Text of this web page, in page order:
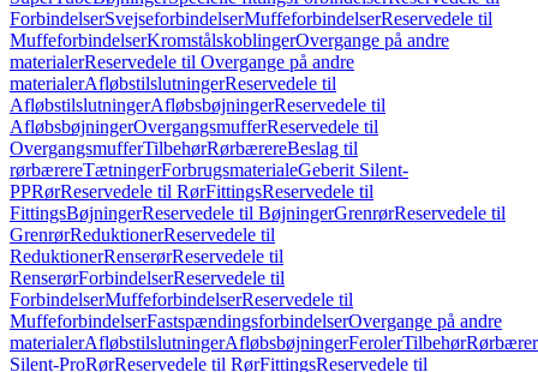
ForbindelserSvejseforbindelserMuffeforbindelserReservedele til
MuffeforbindelserKromstålskoblingerOvergange på andre
materialerReservedele til Overgange på andre
materialerAfløbstilslutningerReservedele til
AfløbstilslutningerAfløbsbøjningerReservedele til
AfløbsbøjningerOvergangsmufferReservedele til
OvergangsmufferTilbehørRørbærereBeslag til
rørbærereTætningerForbrugsmaterialeGeberit Silent-
PPRørReservedele til RørFittingsReservedele til
FittingsBøjningerReservedele til BøjningerGrenrørReservedele til
GrenrørReduktionerReservedele til
ReduktionerRenserørReservedele til
RenserørForbindelserReservedele til
ForbindelserMuffeforbindelserReservedele til
MuffeforbindelserFastspændingsforbindelserOvergange på andre
materialerAfløbstilslutningerAfløbsbøjningerFerolerTilbehør
Silent-ProRørReservedele til RørFittingsReservedele til